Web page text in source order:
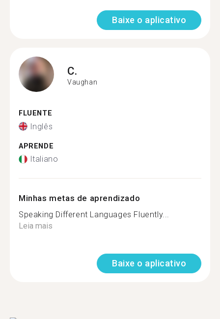
Baixe o aplicativo
C.
Vaughan
FLUENTE
Inglês
APRENDE
Italiano
Minhas metas de aprendizado
Speaking Different Languages Fluently...
Leia mais
Baixe o aplicativo